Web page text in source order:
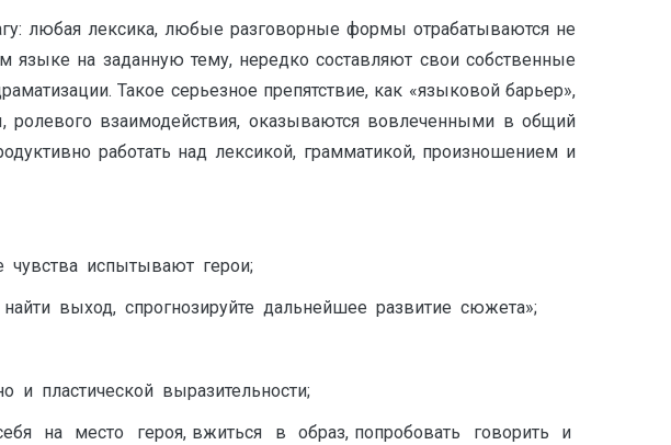
любая лексика, любые разговорные формы отрабатываются не
языке на заданную тему, нередко составляют свои собственные
Такое серьезное препятствие, как «языковой барьер»,
взаимодействия, оказываются вовлеченными в общий
работать над лексикой, грамматикой, произношением и
испытывают герои;
выход, спрогнозируйте дальнейшее развитие сюжета»;
и пластической выразительности;
на место героя, вжиться в образ, попробовать говорить и